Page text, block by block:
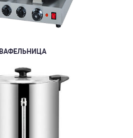
ВАФЕЛЬНИЦА